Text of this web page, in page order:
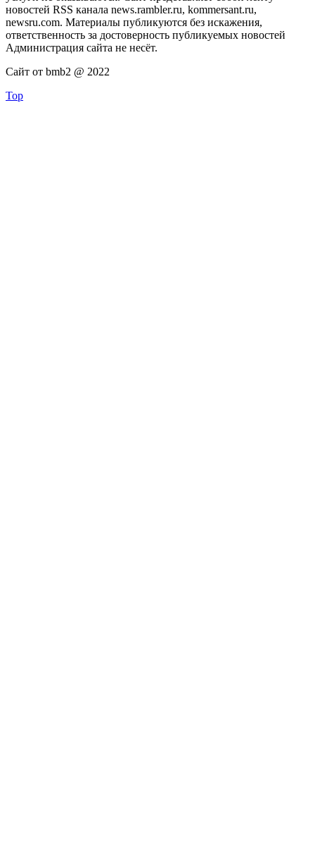
новостей RSS канала news.rambler.ru, kommersant.ru,
newsru.com. Материалы публикуются без искажения,
ответственность за достоверность публикуемых новостей
Администрация сайта не несёт.
Сайт от bmb2 @ 2022
Top